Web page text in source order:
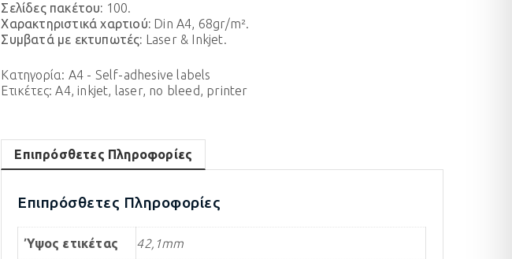
Σελίδες πακέτου: 100.
Χαρακτηριστικά χαρτιού: Din A4, 68gr/m².
Συμβατά με εκτυπωτές: Laser & Inkjet.
Κατηγορία: A4 - Self-adhesive labels
Ετικέτες:A4,inkjet, laser, no bleed, printer
Επιπρόσθετες Πληροφορίες
Επιπρόσθετες Πληροφορίες
Ύψος ετικέτας 42,1mm